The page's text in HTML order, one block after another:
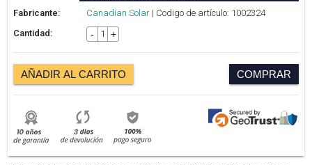
Fabricante:
Canadian Solar | Codigo de artículo: 1002324
Cantidad:
- +
AÑADIR AL CARRITO COMPRAR